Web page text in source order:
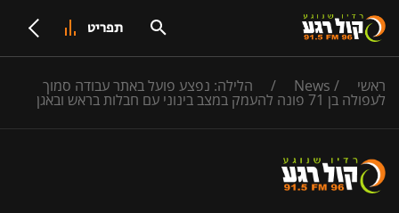
תפריט
ראשי /
News
/ הלילה: נפצע פועל באתר עבודה סמוך
לעפולה בן 71 פונה להעמק במצב בינוני עם חבלות בראש ובאגן